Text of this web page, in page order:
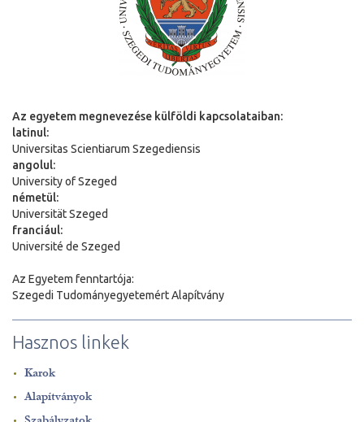
Az egyetem megnevezése külföldi kapcsolataiban:
latinul:
Universitas Scientiarum Szegediensis
angolul:
University of Szeged
németül:
Universität Szeged
franciául:
Université de Szeged
Az Egyetem fenntartója:
Szegedi Tudományegyetemért Alapítvány
Hasznos linkek
Karok
Alapítványok